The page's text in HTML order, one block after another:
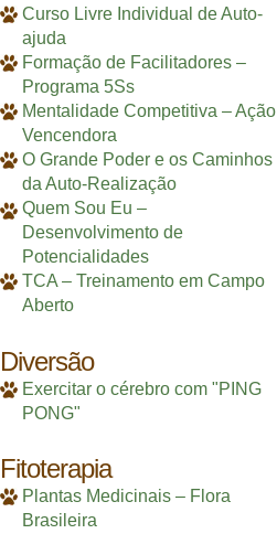
Curso Livre Individual de Auto-
ajuda
Formação de Facilitadores –
Programa 5Ss
Mentalidade Competitiva – Ação
Vencendora
O Grande Poder e os Caminhos
da Auto-Realização
Quem Sou Eu –
Desenvolvimento de
Potencialidades
TCA – Treinamento em Campo
Aberto
Diversão
Exercitar o cérebro com "PING
PONG"
Fitoterapia
Plantas Medicinais – Flora
Brasileira